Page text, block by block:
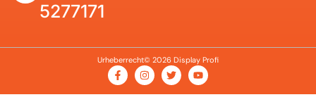
5277171
Urheberrecht© 2026 Display Profi